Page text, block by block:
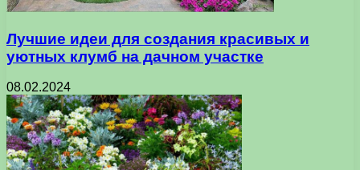
Лучшие идеи для создания красивых и
уютных клумб на дачном участке
08.02.2024